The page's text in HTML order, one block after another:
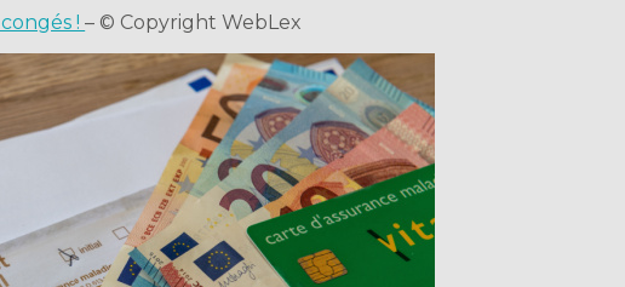
!– © Copyright WebLex